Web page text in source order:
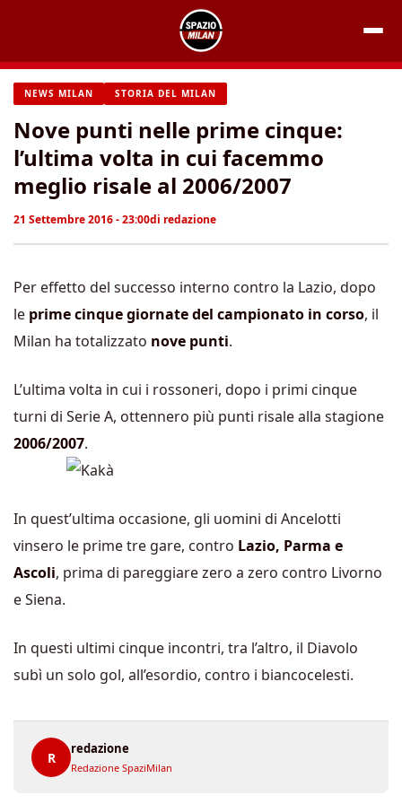
contenuto
NEWS MILAN STORIA DEL MILAN
Nove punti nelle prime cinque:
l’ultima volta in cui facemmo
meglio risale al 2006/2007
21 Settembre 2016 - 23:00di redazione
Per effetto del successo interno contro la Lazio, dopo
le prime cinque giornate del campionato in corso, il
Milan ha totalizzato nove punti.
L’ultima volta in cui i rossoneri, dopo i primi cinque
turni di Serie A, ottennero più punti risale alla stagione
2006/2007.
In quest’ultima occasione, gli uomini di Ancelotti
vinsero le prime tre gare, contro Lazio, Parma e
Ascoli, prima di pareggiare zero a zero contro Livorno
e Siena.
In questi ultimi cinque incontri, tra l’altro, il Diavolo
subì un solo gol, all’esordio, contro i biancocelesti.
R
redazione
Redazione SpaziMilan